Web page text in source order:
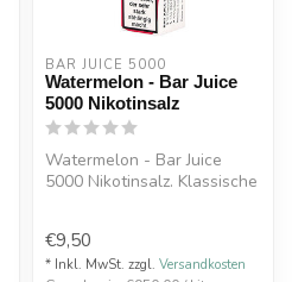
BAR JUICE 5000
Watermelon - Bar Juice
5000 Nikotinsalz
Watermelon - Bar Juice
5000 Nikotinsalz. Klassische
€9,50
* Inkl. MwSt. zzgl. Versandkosten